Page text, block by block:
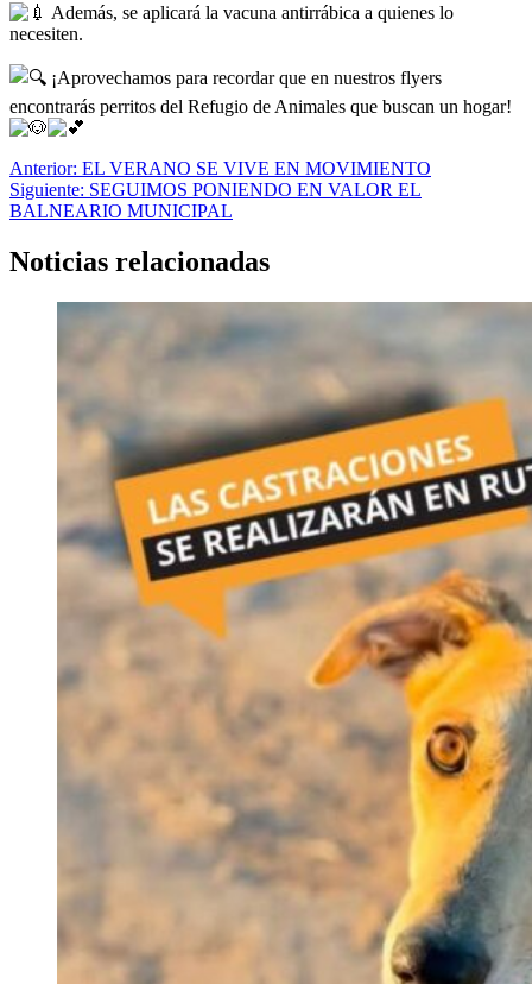
Además, se aplicará la vacuna antirrábica a quienes lo
necesiten.
¡Aprovechamos para recordar que en nuestros flyers
encontrarás perritos del Refugio de Animales que buscan un hogar!
Navegación
de
Anterior: EL VERANO SE VIVE EN MOVIMIENTO
Siguiente: SEGUIMOS PONIENDO EN VALOR EL
BALNEARIO MUNICIPAL
Noticias relacionadas